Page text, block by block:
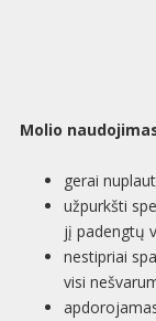
Molio
gerai
užpurkšti
jį padengtų
nestipriai
visi